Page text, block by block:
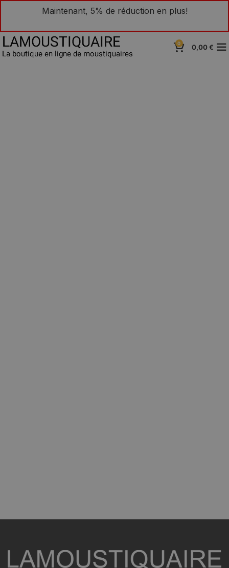
Maintenant, 5% de réduction en plus!
0 0,00€